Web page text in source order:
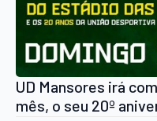
UD Mansores irá
mês, o seu 20º